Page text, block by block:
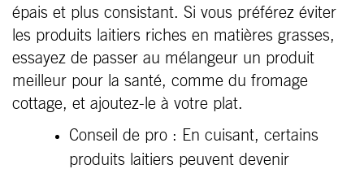
épais et plus consistant. Si vous préférez éviter
les produits laitiers riches en matières grasses,
essayez de passer au mélangeur un produit
meilleur pour la santé, comme du fromage
cottage, et ajoutez-le à votre plat.
Conseil de pro : En cuisant, certains
produits laitiers peuvent devenir